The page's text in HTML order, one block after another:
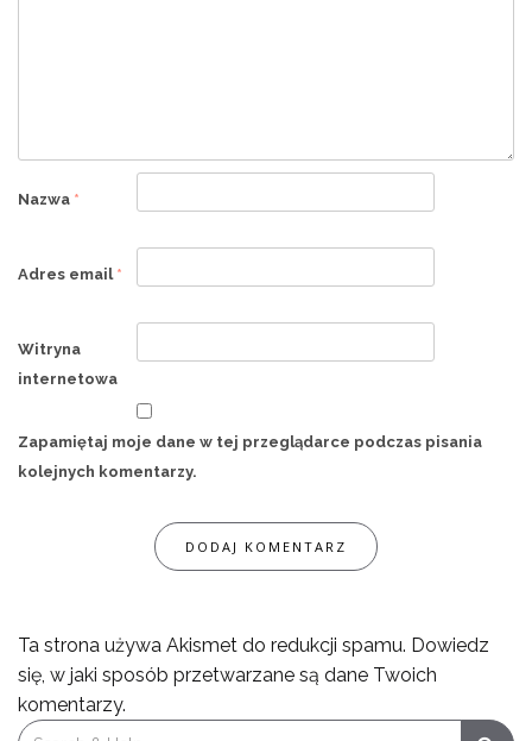
Nazwa *
Adres email *
Witryna
internetowa
Zapamiętaj moje dane w tej przeglądarce podczas pisania
kolejnych komentarzy.
Ta strona używa Akismet do redukcji spamu. Dowiedz
się, w jaki sposób przetwarzane są dane Twoich
komentarzy.
Search